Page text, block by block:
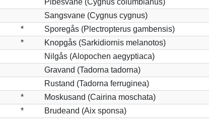
Sangsvane (Cygnus cygnus)
*
Sporegås (Plectropterus gambensis)
*
Knopgås (Sarkidiornis melanotos)
Nilgås (Alopochen aegyptiaca)
Gravand (Tadorna tadorna)
Rustand (Tadorna ferruginea)
*
Moskusand (Cairina moschata)
*
Brudeand (Aix sponsa)